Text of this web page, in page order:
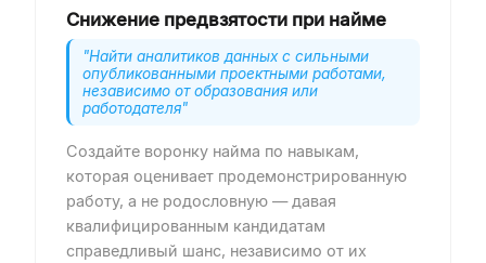
Снижение предвзятости при найме
"Найти аналитиков данных с сильными
опубликованными проектными работами,
независимо от образования или
работодателя"
Создайте воронку найма по навыкам,
которая оценивает продемонстрированную
работу, а не родословную — давая
квалифицированным кандидатам
справедливый шанс, независимо от их